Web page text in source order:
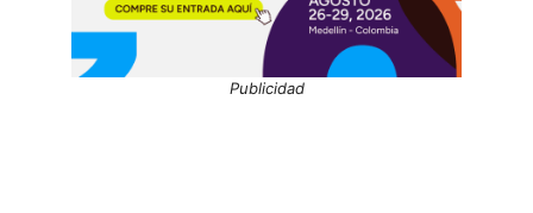
Publicidad